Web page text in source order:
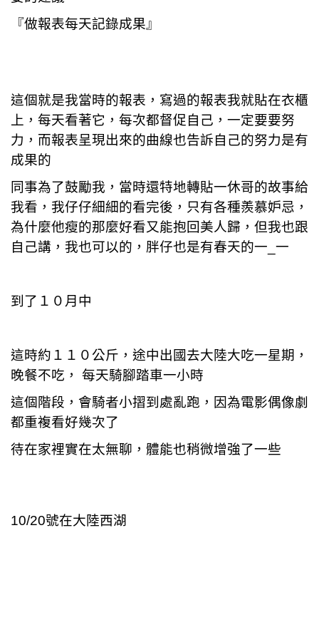
『做報表每天記錄成果』
這個就是我當時的報表，寫過的報表我就貼在衣櫃
上，每天看著它，每次都督促自己，一定要要努
力，而報表呈現出來的曲線也告訴自己的努力是有
成果的
同事為了鼓勵我，當時還特地轉貼一休哥的故事給
我看，我仔仔細細的看完後，只有各種羨慕妒忌，
為什麼他瘦的那麼好看又能抱回美人歸，但我也跟
自己講，我也可以的，胖仔也是有春天的一_一
到了１０月中
這時約１１０公斤，途中出國去大陸大吃一星期，
晚餐不吃， 每天騎腳踏車一小時
這個階段，會騎者小摺到處亂跑，因為電影偶像劇
都重複看好幾次了
待在家裡實在太無聊，體能也稍微增強了一些
10/20號在大陸西湖